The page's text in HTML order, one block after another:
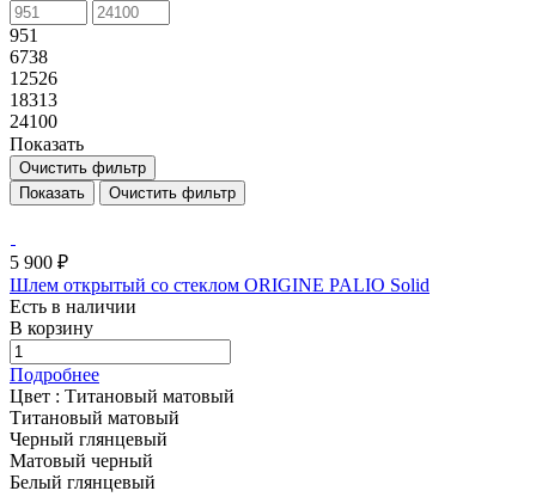
951
6738
12526
18313
24100
Показать
Очистить фильтр
Очистить фильтр
5 900 ₽
Шлем открытый со стеклом ORIGINE PALIO Solid
Есть в наличии
В корзину
Подробнее
Цвет : Титановый матовый
Титановый матовый
Черный глянцевый
Матовый черный
Белый глянцевый